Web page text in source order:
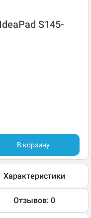
S145-
В корзину
Характеристики
Отзывов: 0